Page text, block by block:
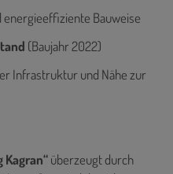
energieeffiziente Bauweise
(Baujahr 2022)
Infrastruktur und Nähe zur
Kagran“überzeugt durch